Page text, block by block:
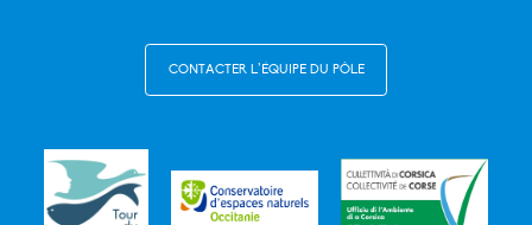
CONTACTER L’ÉQUIPE DU PÔLE